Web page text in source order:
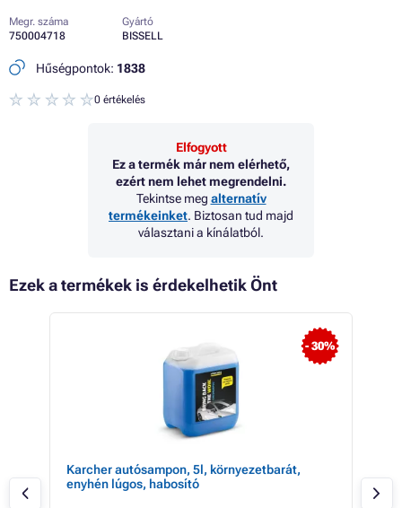
Megr. száma
750004718
Gyártó
BISSELL
Hűségpontok: 1838
0 értékelés
Elfogyott
Ez a termék már nem elérhető,
ezért nem lehet megrendelni.
Tekintse meg alternatív
termékeinket. Biztosan tud majd
választani a kínálatból.
Ezek a termékek is érdekelhetik Önt
- 30%
Karcher autósampon, 5l, környezetbarát,
enyhén lúgos, habosító